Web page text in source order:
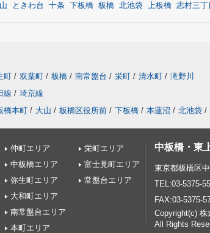
ときわ台 十条 下板橋 板橋 北池袋 上板橋 志村三丁
町 / 双葉町 / 板橋 / 南常盤台 / 栄町 / 清水町 / 滝野川
線 / 埼京線
橋本町 / 大山 / 板橋区役所前 / 下板橋 / 本蓮沼 / 北池袋 /
仲町エリア
中板橋エリア
弥生町エリア
大和町エリア
南常盤台エリア
本町エリア
栄町エリア
富士見町エリア
常盤台エリア
中板橋・東
東京都板橋区
TEL:03-5375-
FAX:03-5375-
Copyright(c)
All Rights